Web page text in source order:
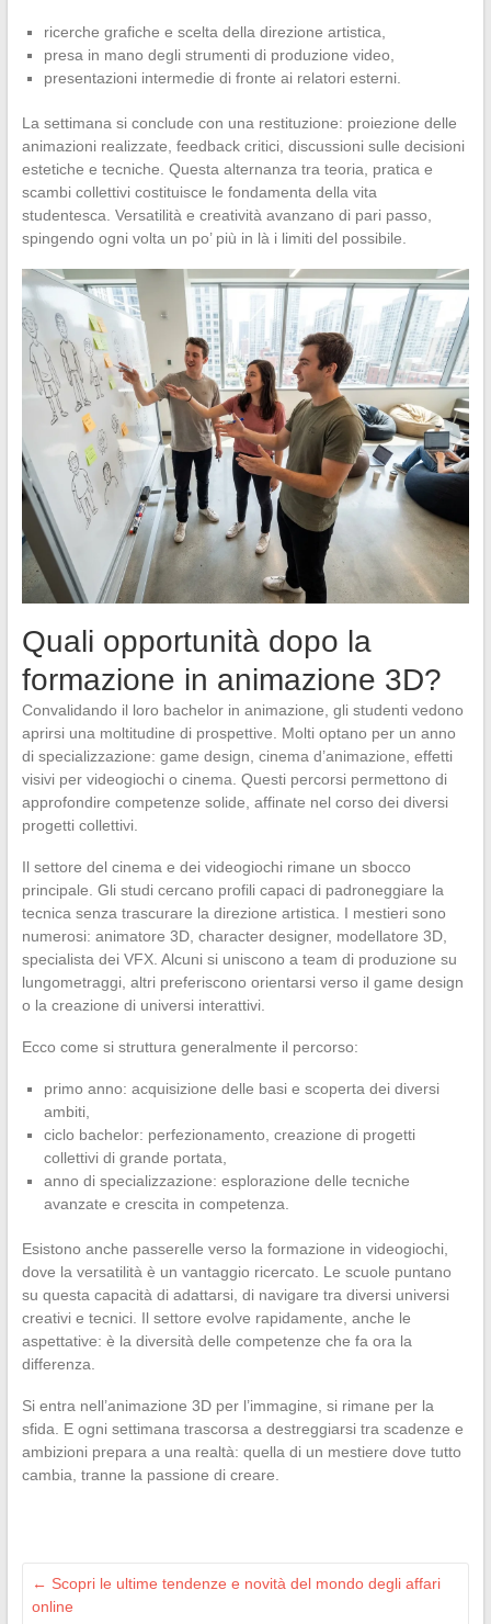
ricerche grafiche e scelta della direzione artistica,
presa in mano degli strumenti di produzione video,
presentazioni intermedie di fronte ai relatori esterni.
La settimana si conclude con una restituzione: proiezione delle
animazioni realizzate, feedback critici, discussioni sulle decisioni
estetiche e tecniche. Questa alternanza tra teoria, pratica e
scambi collettivi costituisce le fondamenta della vita
studentesca. Versatilità e creatività avanzano di pari passo,
spingendo ogni volta un po’ più in là i limiti del possibile.
Quali opportunità dopo la
formazione in animazione 3D?
Convalidando il loro bachelor in animazione, gli studenti vedono
aprirsi una moltitudine di prospettive. Molti optano per un anno
di specializzazione: game design, cinema d’animazione, effetti
visivi per videogiochi o cinema. Questi percorsi permettono di
approfondire competenze solide, affinate nel corso dei diversi
progetti collettivi.
Il settore del cinema e dei videogiochi rimane un sbocco
principale. Gli studi cercano profili capaci di padroneggiare la
tecnica senza trascurare la direzione artistica. I mestieri sono
numerosi: animatore 3D, character designer, modellatore 3D,
specialista dei VFX. Alcuni si uniscono a team di produzione su
lungometraggi, altri preferiscono orientarsi verso il game design
o la creazione di universi interattivi.
Ecco come si struttura generalmente il percorso:
primo anno: acquisizione delle basi e scoperta dei diversi
ambiti,
ciclo bachelor: perfezionamento, creazione di progetti
collettivi di grande portata,
anno di specializzazione: esplorazione delle tecniche
avanzate e crescita in competenza.
Esistono anche passerelle verso la formazione in videogiochi,
dove la versatilità è un vantaggio ricercato. Le scuole puntano
su questa capacità di adattarsi, di navigare tra diversi universi
creativi e tecnici. Il settore evolve rapidamente, anche le
aspettative: è la diversità delle competenze che fa ora la
differenza.
Si entra nell’animazione 3D per l’immagine, si rimane per la
sfida. E ogni settimana trascorsa a destreggiarsi tra scadenze e
ambizioni prepara a una realtà: quella di un mestiere dove tutto
cambia, tranne la passione di creare.
← Scopri le ultime tendenze e novità del mondo degli affari
online